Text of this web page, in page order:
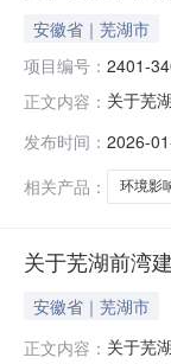
安徽省｜芜湖市
项目编号： 2401-
正文内容： 关于芜
现将作
书面意
发布时间： 2026-
相关产品：
环境影
关于芜湖前湾
安徽省｜芜湖市
正文内容： 关于芜